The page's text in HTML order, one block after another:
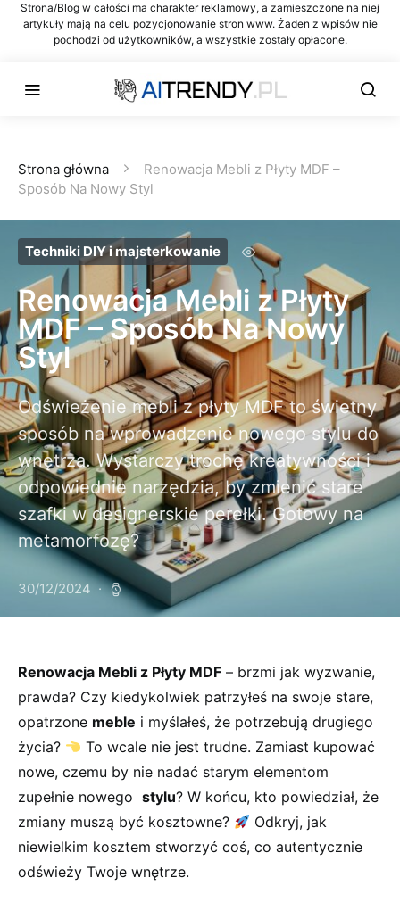
Strona/Blog w całości ma charakter reklamowy, a zamieszczone na niej
artykuły mają na celu pozycjonowanie stron www. Żaden z wpisów nie
pochodzi od użytkowników, a wszystkie zostały opłacone.
Strona główna
Renowacja Mebli z Płyty MDF –
Sposób Na Nowy Styl
Techniki DIY i majsterkowanie
Renowacja Mebli z Płyty
MDF – Sposób Na Nowy
Styl
Odświeżenie mebli z płyty MDF to świetny
sposób na wprowadzenie nowego stylu do
wnętrza. Wystarczy trochę kreatywności i
odpowiednie narzędzia, by zmienić stare
szafki w designerskie perełki. Gotowy na
metamorfozę?
30/12/2024
Renowacja Mebli⁤ z ⁢Płyty ⁤MDF – brzmi jak wyzwanie,⁤
prawda? Czy kiedykolwiek ‍patrzyłeś na‍ swoje stare,
⁤opatrzone meble i myślałeś, że potrzebują drugiego
‌życia?
​To wcale nie⁤ jest trudne. Zamiast kupować
nowe, czemu by nie nadać ​starym elementom
zupełnie nowego ⁤ stylu? W końcu, kto powiedział, że
‌zmiany muszą być kosztowne?
Odkryj, ‍jak
niewielkim kosztem stworzyć coś, co autentycznie
odświeży Twoje wnętrze.